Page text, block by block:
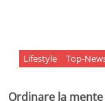
Lifestyle Top-
Ordinare la